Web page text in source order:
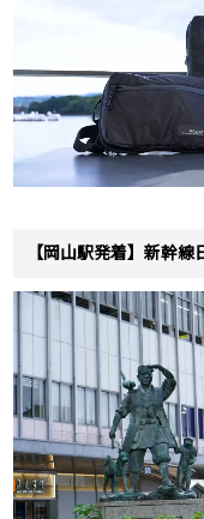
【岡山駅発着】新幹線